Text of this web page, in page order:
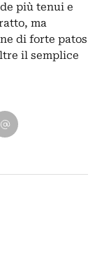
più tenui e
ma
di forte patos
il semplice
Pinterest
su WhatsApp
su Email